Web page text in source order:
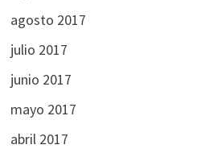
agosto 2017
julio 2017
junio 2017
mayo 2017
abril 2017